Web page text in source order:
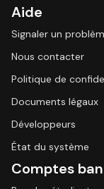
Aide
Signaler un
Nous contacter
Politique de
Documents légaux
Développeurs
État du système
Comptes